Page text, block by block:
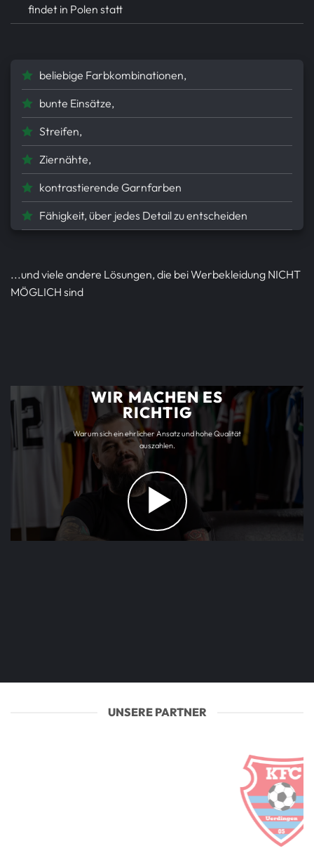
findet in Polen statt
beliebige Farbkombinationen,
bunte Einsätze,
Streifen,
Ziernähte,
kontrastierende Garnfarben
Fähigkeit, über jedes Detail zu entscheiden
...und viele andere Lösungen, die bei Werbekleidung NICHT
MÖGLICH sind
WIR MACHEN ES
RICHTIG
Warum sich ein ehrlicher Ansatz und hohe Qualität
auszahlen.
UNSERE PARTNER